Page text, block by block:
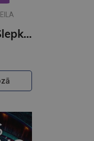
Tēju?Kafiju?Slepkavību! Īena O Šelija atvadu vārdi (e-grāmata)